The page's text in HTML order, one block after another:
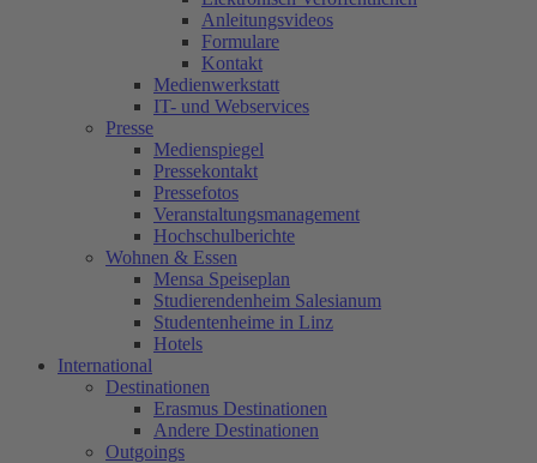
Anleitungsvideos
Formulare
Kontakt
Medienwerkstatt
IT- und Webservices
Presse
Medienspiegel
Pressekontakt
Pressefotos
Veranstaltungsmanagement
Hochschulberichte
Wohnen & Essen
Mensa Speiseplan
Studierendenheim Salesianum
Studentenheime in Linz
Hotels
International
Destinationen
Erasmus Destinationen
Andere Destinationen
Outgoings